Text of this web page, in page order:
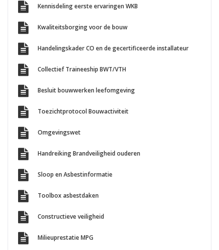
Kennisdeling eerste ervaringen WKB
Kwaliteitsborging voor de bouw
Handelingskader CO en de gecertificeerde installateur
Collectief Traineeship BWT/VTH
Besluit bouwwerken leefomgeving
Toezichtprotocol Bouwactiviteit
Omgevingswet
Handreiking Brandveiligheid ouderen
Sloop en Asbestinformatie
Toolbox asbestdaken
Constructieve veiligheid
Milieuprestatie MPG